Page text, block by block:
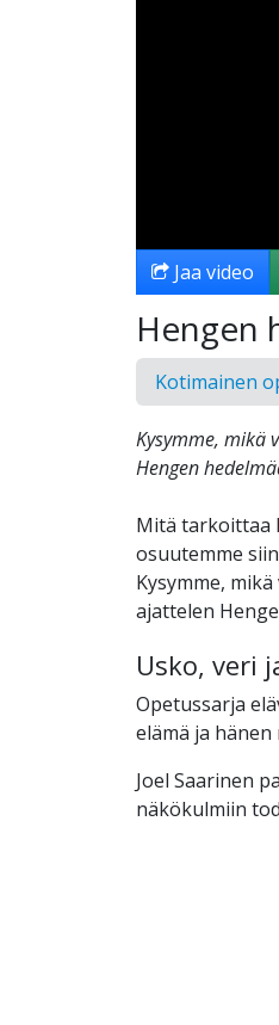
Jaa video
Hengen
Kotimainen
Kysymme, mikä
Hengen
Mitä tarkoittaa
osuutemme
Kysymme,
ajattelen
Usko, veri
Opetussarja
elämä ja
Joel Saarinen
näkökulmiin